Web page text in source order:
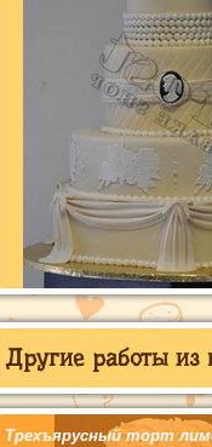
Другие работы из
Трехъярусный торт